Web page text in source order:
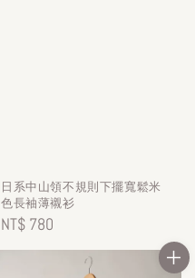
日系中山領不規則下擺寬鬆米
色長袖薄襯衫
Regular
price
NT$ 780